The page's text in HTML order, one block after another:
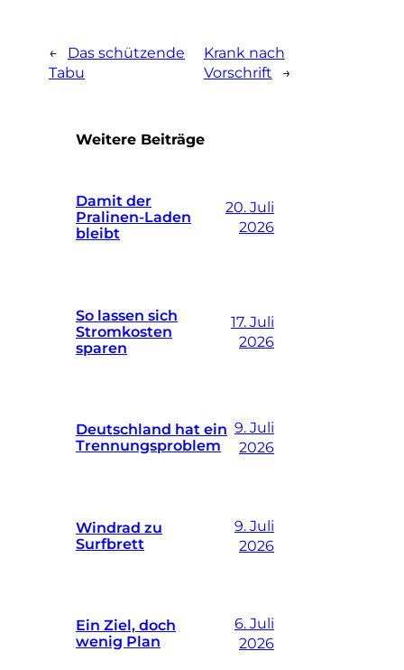
←
Das schützende
Tabu
Krank nach
Vorschrift
→
Weitere Beiträge
Damit der
Pralinen-Laden
bleibt
20. Juli
2026
So lassen sich
Stromkosten
sparen
17. Juli
2026
Deutschland hat ein
Trennungsproblem
9. Juli
2026
Windrad zu
Surfbrett
9. Juli
2026
Ein Ziel, doch
wenig Plan
6. Juli
2026